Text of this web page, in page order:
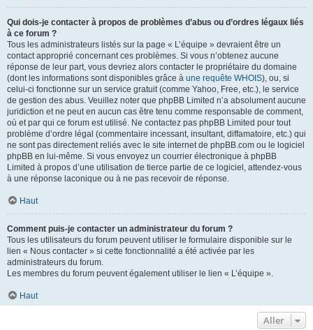
Qui dois-je contacter à propos de problèmes d’abus ou d’ordres légaux liés
à ce forum ?
Tous les administrateurs listés sur la page « L’équipe » devraient être un
contact approprié concernant ces problèmes. Si vous n’obtenez aucune
réponse de leur part, vous devriez alors contacter le propriétaire du domaine
(dont les informations sont disponibles grâce à une requête WHOIS), ou, si
celui-ci fonctionne sur un service gratuit (comme Yahoo, Free, etc.), le service
de gestion des abus. Veuillez noter que phpBB Limited n’a absolument aucune
juridiction et ne peut en aucun cas être tenu comme responsable de comment,
où et par qui ce forum est utilisé. Ne contactez pas phpBB Limited pour tout
problème d’ordre légal (commentaire incessant, insultant, diffamatoire, etc.) qui
ne sont pas directement reliés avec le site internet de phpBB.com ou le logiciel
phpBB en lui-même. Si vous envoyez un courrier électronique à phpBB
Limited à propos d’une utilisation de tierce partie de ce logiciel, attendez-vous
à une réponse laconique ou à ne pas recevoir de réponse.
Haut
Comment puis-je contacter un administrateur du forum ?
Tous les utilisateurs du forum peuvent utiliser le formulaire disponible sur le
lien « Nous contacter » si cette fonctionnalité a été activée par les
administrateurs du forum.
Les membres du forum peuvent également utiliser le lien « L’équipe ».
Haut
Aller